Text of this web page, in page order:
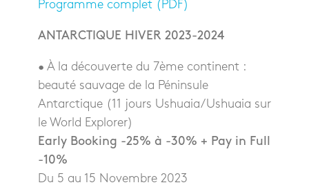
Programme complet (PDF)
ANTARCTIQUE HIVER 2023-2024
• À la découverte du 7ème continent :
beauté sauvage de la Péninsule
Antarctique (11 jours Ushuaia/Ushuaia sur
le World Explorer)
Early Booking -25% à -30% + Pay in Full
-10%
Du 5 au 15 Novembre 2023